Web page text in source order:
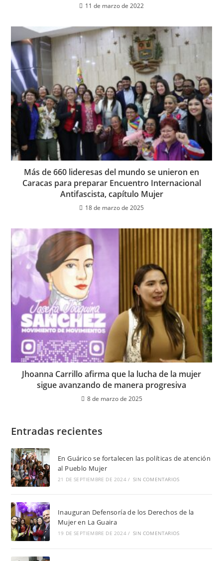
11 de marzo de 2022
Más de 660 lideresas del mundo se unieron en
Caracas para preparar Encuentro Internacional
Antifascista, capítulo Mujer
18 de marzo de 2025
Jhoanna Carrillo afirma que la lucha de la mujer
sigue avanzando de manera progresiva
8 de marzo de 2025
Entradas recientes
En Guárico se fortalecen las políticas de atención
al Pueblo Mujer
21 DE SEPTIEMBRE DE 2024 / SIN COMENTARIOS
Inauguran Defensoría de los Derechos de la
Mujer en La Guaira
19 DE SEPTIEMBRE DE 2024 / SIN COMENTARIOS